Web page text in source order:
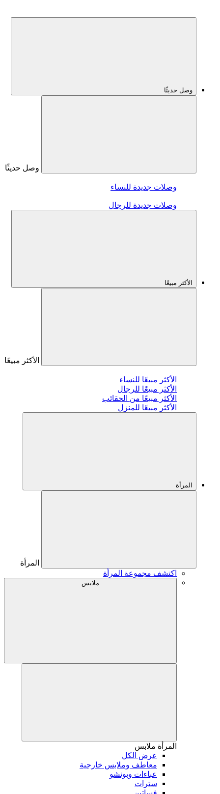
وصل حديثًا
وصل حديثًا
وصلات جديدة للنساء
وصلات جديدة للرجال
الأكثر مبيعًا
الأكثر مبيعًا
الأكثر مبيعًا للنساء
الأكثر مبيعًا للرجال
الأكثر مبيعًا من الحقائب
الأكثر مبيعًا للمنزل
المرأة
المرأة
اكتشف مجموعة المرأة
ملابس
المرأة ملابس
عرض الكل
معاطف وملابس خارجية
عباءات وبونشو
سترات